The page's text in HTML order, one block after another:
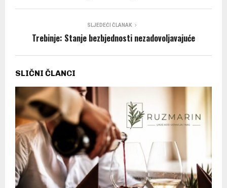
SLJEDEĆI ČLANAK
Trebinje: Stanje bezbjednosti nezadovoljavajuće
SLIČNI ČLANCI